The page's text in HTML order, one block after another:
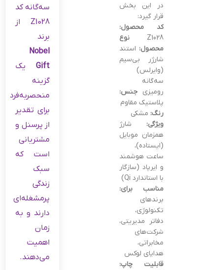
در این بخش
قرار گیرد:
کد محصول:
Z1028
نوع
محصول: استند
شارژر بی‌سیم
(وایرلس)
سه‌گانه
رومیزیجنس:
پلاستیک مقاوم
رنگ: مشکی
ویژگی: شارژ
همزمان موبایل
(ایستاده)،
ساعت هوشمند
و ایرپاد (سازگار
با استاندارد Qi)
مناسب برای:
برندهای
تکنولوژی،
دفاتر مدیریتی،
شرکت‌های
مخابراتی،
هدایای لوکس
قابلیت چاپ:
سه‌گانه کد
Z1028 از
برند
Nobel
Giftیک
گزینه
منحصربه‌فرد
برای تقدیر
از پرسنل و
مشتریانی
است که
سبک
زندگی
پرمشغله‌ای
دارند و به
زمان
اهمیت
می‌دهند.